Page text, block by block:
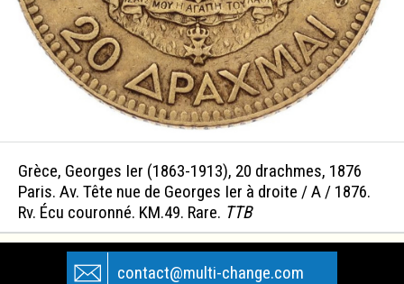
Grèce, Georges Ier (1863-1913), 20 drachmes, 1876
Paris. Av. Tête nue de Georges Ier à droite / A / 1876.
Rv. Écu couronné. KM.49. Rare. TTB
contact@multi-change.com